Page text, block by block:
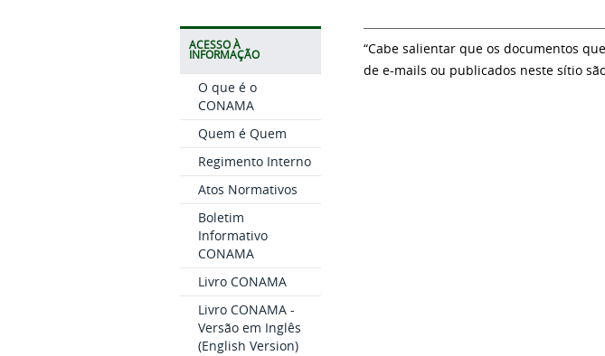
ACESSO À
INFORMAÇÃO
O que é o
CONAMA
Quem é Quem
Regimento Interno
Atos Normativos
Boletim
Informativo
CONAMA
Livro CONAMA
Livro CONAMA -
Versão em Inglês
(English Version)
“Cabe salientar que os documentos
de e-mails ou publicados neste sítio